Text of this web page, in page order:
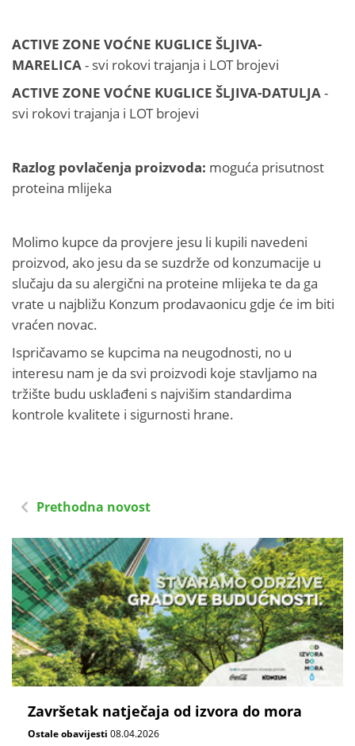
ACTIVE ZONE VOĆNE KUGLICE ŠLJIVA-
MARELICA- svi rokovi trajanja i LOT brojevi
ACTIVE ZONE VOĆNE KUGLICE ŠLJIVA-DATULJA-
svi rokovi trajanja i LOT brojevi
Razlog povlačenja proizvoda: moguća prisutnost
proteina mlijeka
Molimo kupce da provjere jesu li kupili navedeni
proizvod, ako jesu da se suzdrže od konzumacije u
slučaju da su alergični na proteine mlijeka te da ga
vrate u najbližu Konzum prodavaonicu gdje će im biti
vraćen novac.
Ispričavamo se kupcima na neugodnosti, no u
interesu nam je da svi proizvodi koje stavljamo na
tržište budu usklađeni s najvišim standardima
kontrole kvalitete i sigurnosti hrane.
Prethodna novost
Završetak natječaja od izvora do mora
Ostale obavijesti 08.04.2026